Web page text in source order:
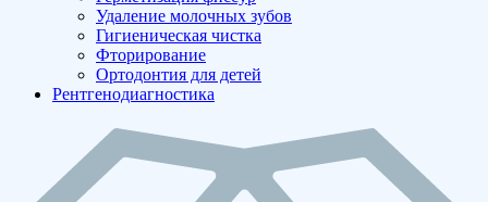
Удаление молочных зубов
Гигиеническая чистка
Фторирование
Ортодонтия для детей
Рентгенодиагностика